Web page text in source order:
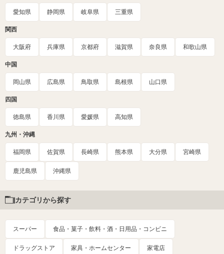
愛知県 静岡県 岐阜県 三重県
関西
大阪府 兵庫県 京都府 滋賀県 奈良県 和歌山県
中国
岡山県 広島県 鳥取県 島根県 山口県
四国
徳島県 香川県 愛媛県 高知県
九州・沖縄
福岡県 佐賀県 長崎県 熊本県 大分県 宮崎県
鹿児島県 沖縄県
カテゴリから探す
スーパー 食品・菓子・飲料・酒・日用品・コンビニ
ドラッグストア 家具・ホームセンター 家電店